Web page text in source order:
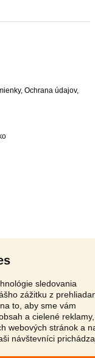
sledovania
zážitku z
to, aby sme vám
a cielené
webových stránok a
návštevníci
, Ochrana údajov,